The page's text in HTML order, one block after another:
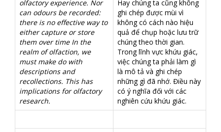
olfactory experience. Nor
can odours be recorded:
there is no effective way to
either capture or store
them over time In the
realm of olfaction, we
must make do with
descriptions and
recollections. This has
implications for olfactory
research.
Hay chúng ta cũng không
ghi chép được mùi vì
không có cách nào hiệu
quả để chụp hoặc lưu trữ
chúng theo thời gian.
Trong lĩnh vực khứu giác,
việc chúng ta phải làm gì
là mô tả và ghi chép
những gì đã nhớ. Điều này
có ý nghĩa đối với các
nghiên cứu khứu giác.